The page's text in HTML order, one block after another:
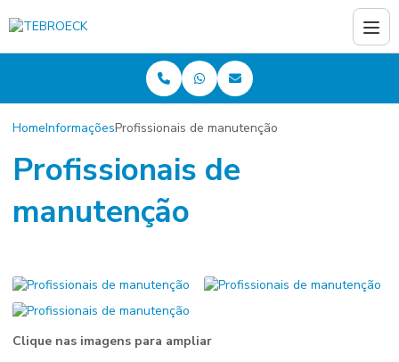
HomeInformaçõesProfissionais de manutenção
Profissionais de
manutenção
Clique nas imagens para ampliar